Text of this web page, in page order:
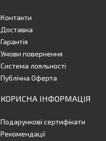
Контакти
Доставка
Гарантія
Умови повернення
Система лояльності
Публічна Оферта
КОРИСНА ІНФОРМАЦІЯ
Подарункові сертифікати
Рекомендації